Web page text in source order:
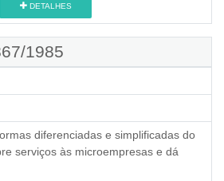
DETALHES
1985
diferenciadas e simplificadas do
serviços às microempresas e dá